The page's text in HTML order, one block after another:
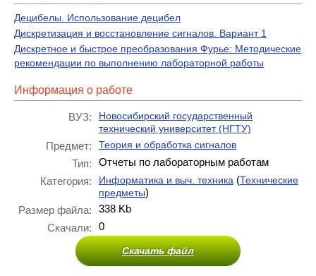
Децибелы. Использование децибел
Дискретизация и восстановление сигналов. Вариант 1
Дискретное и быстрое преобразования Фурье: Методические
рекомендации по выполнению лабораторной работы
Информация о работе
ВУЗ:
Новосибирский государственный
технический университет (НГТУ)
Предмет: Теория и обработка сигналов
Тип:
Отчеты по лабораторным работам
Категория:
Информатика и выч. техника (Технические
предметы)
Размер файла:
338 Kb
Скачали:
0
Скачать файл